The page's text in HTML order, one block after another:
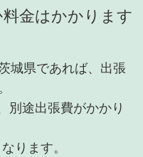
金はかかります
城県であれば、出張
別途出張費がかかり
ります。